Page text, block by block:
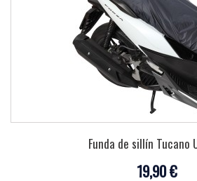
Funda de sillín Tucano
19,90 €